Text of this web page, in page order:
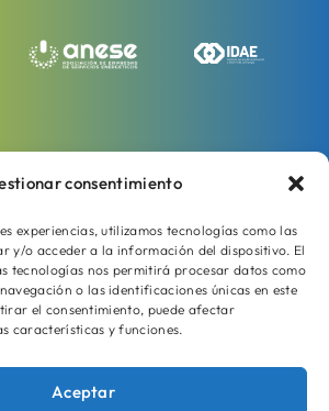
consentimiento
experiencias, utilizamos tecnologías como las
y/o acceder a la información del dispositivo. El
tecnologías nos permitirá procesar datos como
o las identificaciones únicas en este
el consentimiento, puede afectar
características y funciones.
Aceptar